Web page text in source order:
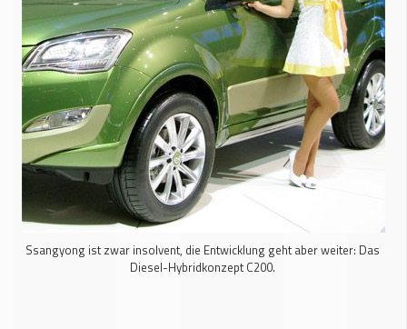
Ssangyong ist zwar insolvent, die Entwicklung geht aber weiter: Das
Diesel-Hybridkonzept C200.